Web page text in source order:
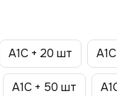
A1C + 20 шт
A1C + 50 шт